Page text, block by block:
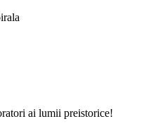
ai lumii preistorice!